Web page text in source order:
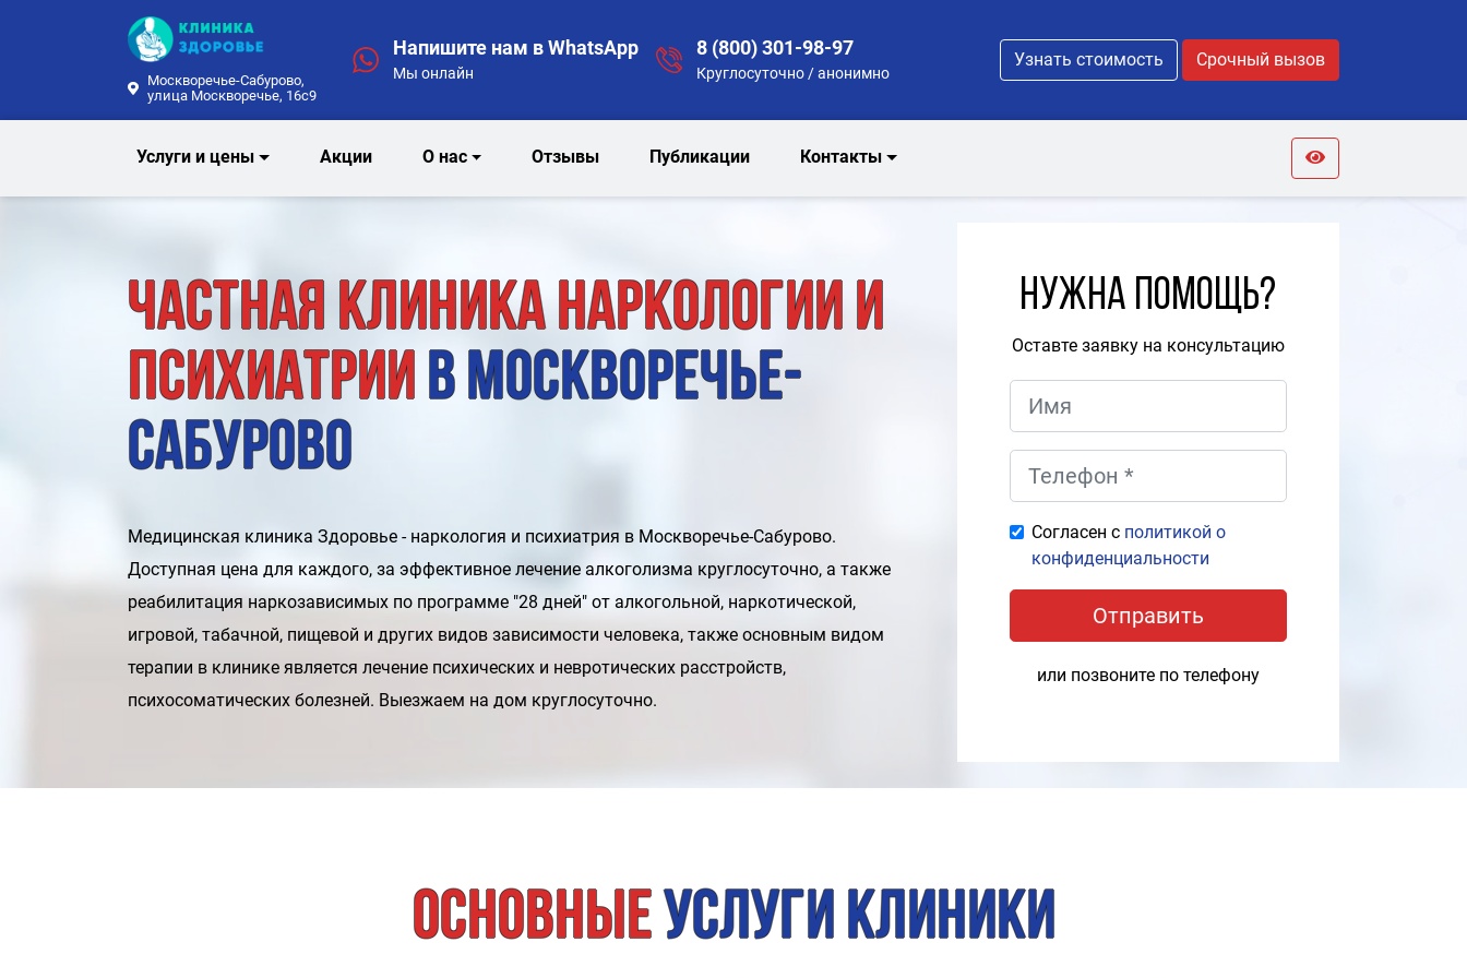
Москворечье-Сабурово,
улица Москворечье, 16с9
Напишите нам в WhatsApp
Мы онлайн
8 (800) 301-98-97
Круглосуточно / анонимно
Узнать стоимость Срочный вызов
Услуги и цены Акции О нас Отзывы Публикации Контакты
Частная клиника наркологии и
психиатрии в Москворечье-
Сабурово
Медицинская клиника Здоровье - наркология и психиатрия в Москворечье-Сабурово.
Доступная цена для каждого, за эффективное лечение алкоголизма круглосуточно, а также
реабилитация наркозависимых по программе "28 дней" от алкогольной, наркотической,
игровой, табачной, пищевой и других видов зависимости человека, также основным видом
терапии в клинике является лечение психических и невротических расстройств,
психосоматических болезней. Выезжаем на дом круглосуточно.
Нужна помощь?
Оставте заявку на консультацию
Согласен с политикой о
конфиденциальности
Отправить
или позвоните по телефону
Основныеуслуги клиники